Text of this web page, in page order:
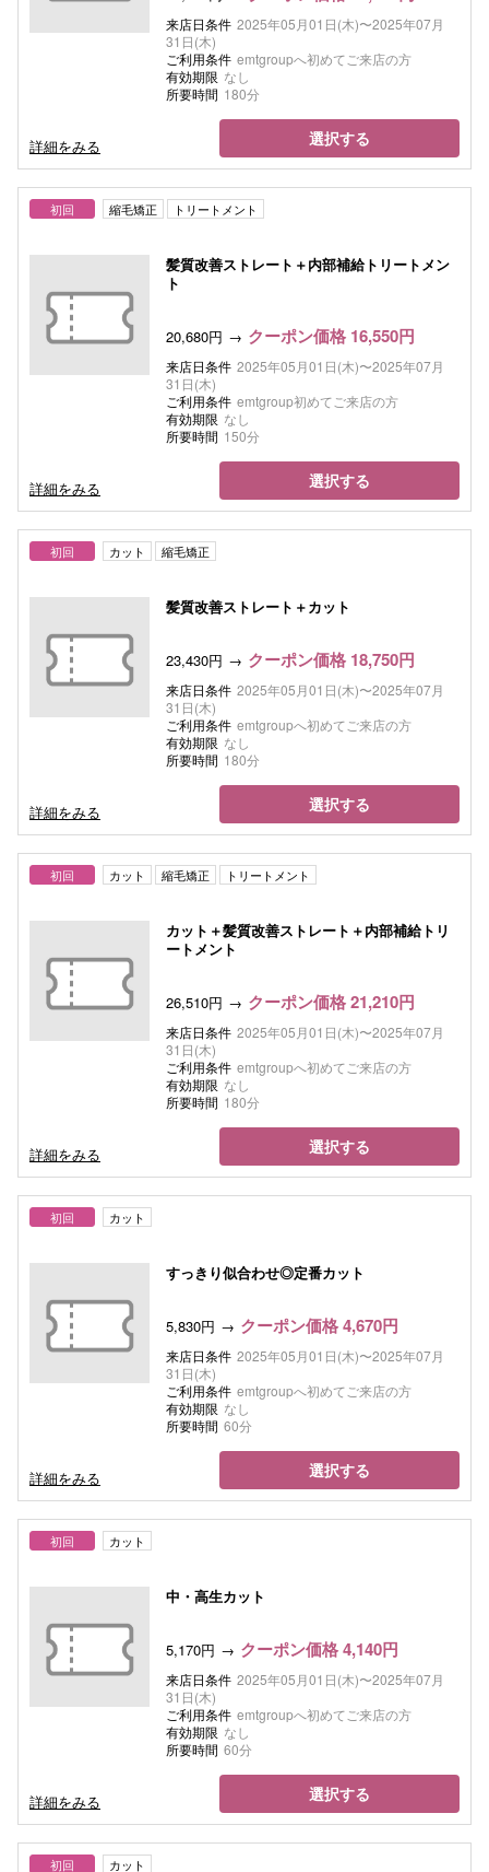
来店日条件 2025年05月01日(木)〜2025年07月
31日(木)
ご利用条件 emtgroupへ初めてご来店の方
有効期限 なし
所要時間 180分
詳細をみる 選択する
初回 縮毛矯正 トリートメント
髪質改善ストレート＋内部補給トリートメン
ト
20,680円 クーポン価格 16,550円
来店日条件 2025年05月01日(木)〜2025年07月
31日(木)
ご利用条件 emtgroup初めてご来店の方
有効期限 なし
所要時間 150分
詳細をみる 選択する
初回 カット 縮毛矯正
髪質改善ストレート＋カット
23,430円 クーポン価格 18,750円
来店日条件 2025年05月01日(木)〜2025年07月
31日(木)
ご利用条件 emtgroupへ初めてご来店の方
有効期限 なし
所要時間 180分
詳細をみる 選択する
初回 カット 縮毛矯正 トリートメント
カット＋髪質改善ストレート＋内部補給トリ
ートメント
26,510円 クーポン価格 21,210円
来店日条件 2025年05月01日(木)〜2025年07月
31日(木)
ご利用条件 emtgroupへ初めてご来店の方
有効期限 なし
所要時間 180分
詳細をみる 選択する
初回 カット
すっきり似合わせ◎定番カット
5,830円 クーポン価格 4,670円
来店日条件 2025年05月01日(木)〜2025年07月
31日(木)
ご利用条件 emtgroupへ初めてご来店の方
有効期限 なし
所要時間 60分
詳細をみる 選択する
初回 カット
中・高生カット
5,170円 クーポン価格 4,140円
来店日条件 2025年05月01日(木)〜2025年07月
31日(木)
ご利用条件 emtgroupへ初めてご来店の方
有効期限 なし
所要時間 60分
詳細をみる 選択する
初回 カット